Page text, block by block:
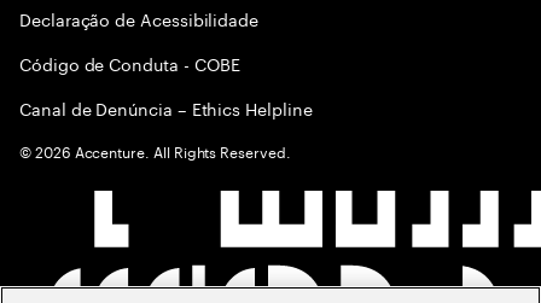
Declaração de Acessibilidade
Código de Conduta - COBE
Canal de Denúncia – Ethics Helpline
©2026 Accenture. All Rights Reserved.